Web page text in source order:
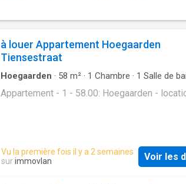
sta je direct in Tienen maar ook op 20
modern comfort en een uitstekende
à louer Appartement Hoegaarden
Tiensestraat
Hoegaarden · 58 m² · 1 Chambre · 1 Salle de
Appartement - 1 - 58.00: Hoegaarden -
Vu la première fois il y a 2 semaines
surimmovlan Voir les